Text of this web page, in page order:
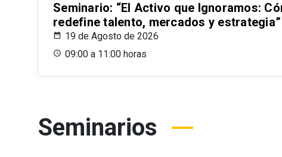
Seminario: “El Activo que Ignoramos:
redefine talento, mercados y estrategia”
19 de Agosto de 2026
09:00 a 11:00 horas
Seminarios